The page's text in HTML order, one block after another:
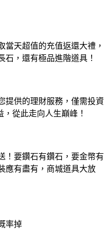
當天超值的充值返還大禮，
石，還有極品進階道具！
提供的理財服務，僅需投資
，從此走向人生巔峰！
！要鑽石有鑽石，要金幣有
應有盡有，商城道具大放
率掉